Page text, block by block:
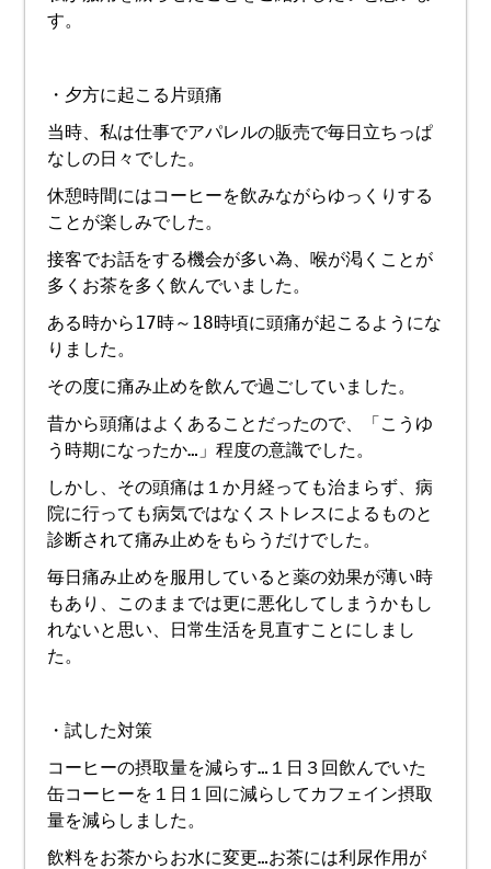
す。
・夕方に起こる片頭痛
当時、私は仕事でアパレルの販売で毎日立ちっぱ
なしの日々でした。
休憩時間にはコーヒーを飲みながらゆっくりする
ことが楽しみでした。
接客でお話をする機会が多い為、喉が渇くことが
多くお茶を多く飲んでいました。
ある時から17時～18時頃に頭痛が起こるようにな
りました。
その度に痛み止めを飲んで過ごしていました。
昔から頭痛はよくあることだったので、「こうゆ
う時期になったか…」程度の意識でした。
しかし、その頭痛は１か月経っても治まらず、病
院に行っても病気ではなくストレスによるものと
診断されて痛み止めをもらうだけでした。
毎日痛み止めを服用していると薬の効果が薄い時
もあり、このままでは更に悪化してしまうかもし
れないと思い、日常生活を見直すことにしまし
た。
・試した対策
コーヒーの摂取量を減らす…１日３回飲んでいた
缶コーヒーを１日１回に減らしてカフェイン摂取
量を減らしました。
飲料をお茶からお水に変更…お茶には利尿作用が